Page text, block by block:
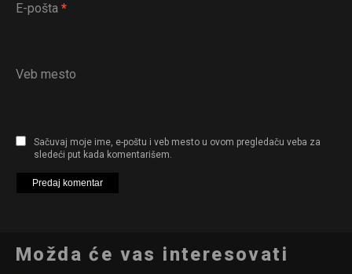
E-pošta *
Veb mesto
Sačuvaj moje ime, e-poštu i veb mesto u ovom pregledaču veba za
sledeći put kada komentarišem.
Možda će vas interesovati